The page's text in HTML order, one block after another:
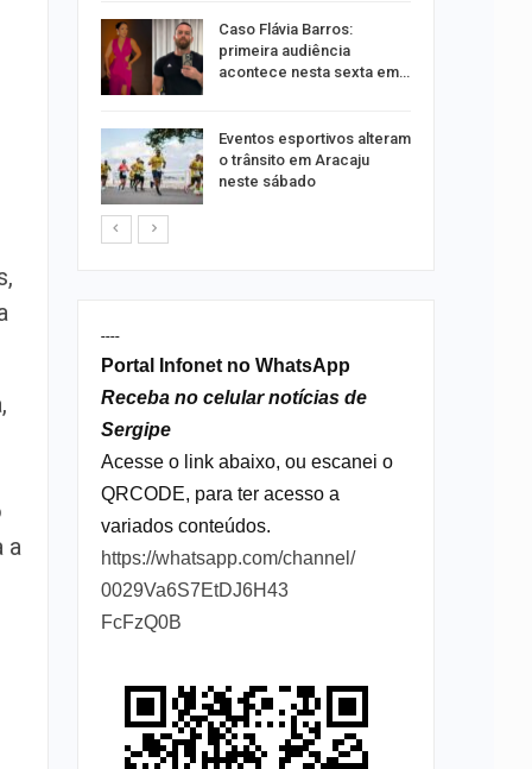
a
Caso Flávia Barros:
primeira audiência
acontece nesta sexta em…
Eventos esportivos alteram
o trânsito em Aracaju
neste sábado
----
Portal Infonet no WhatsApp
Receba no celular notícias de
Sergipe
Acesse o link abaixo, ou escanei o
QRCODE, para ter acesso a
variados conteúdos.
https://whatsapp.com/channel/
0029Va6S7EtDJ6H43
FcFzQ0B